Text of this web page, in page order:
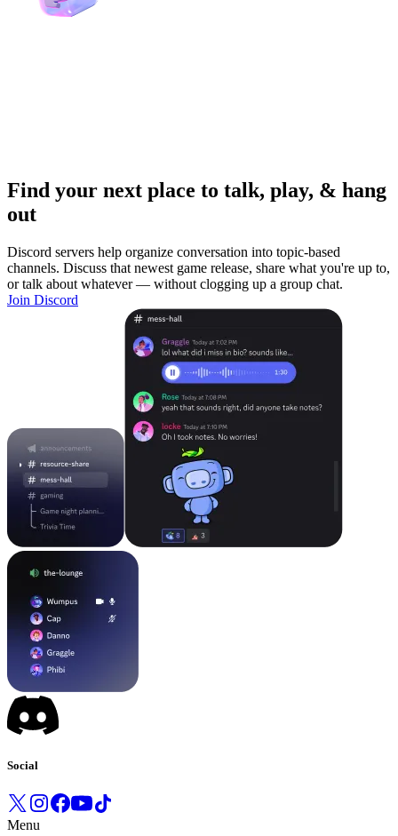
Find your next place to talk, play, & hang
out
Discord servers help organize conversation into topic-based
channels. Discuss that newest game release, share what you're up to,
or talk about whatever — without clogging up a group chat.
Join Discord
Social
Menu